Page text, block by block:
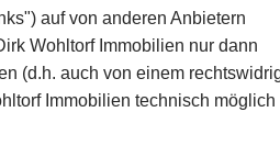
auf von anderen Anbietern
Wohltorf Immobilien nur dann
(d.h. auch von einem
Immobilien technisch möglich